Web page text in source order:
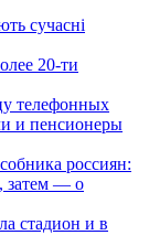
сучасні
20-ти
телефонных
и пенсионеры
россиян:
затем — о
стадион и в